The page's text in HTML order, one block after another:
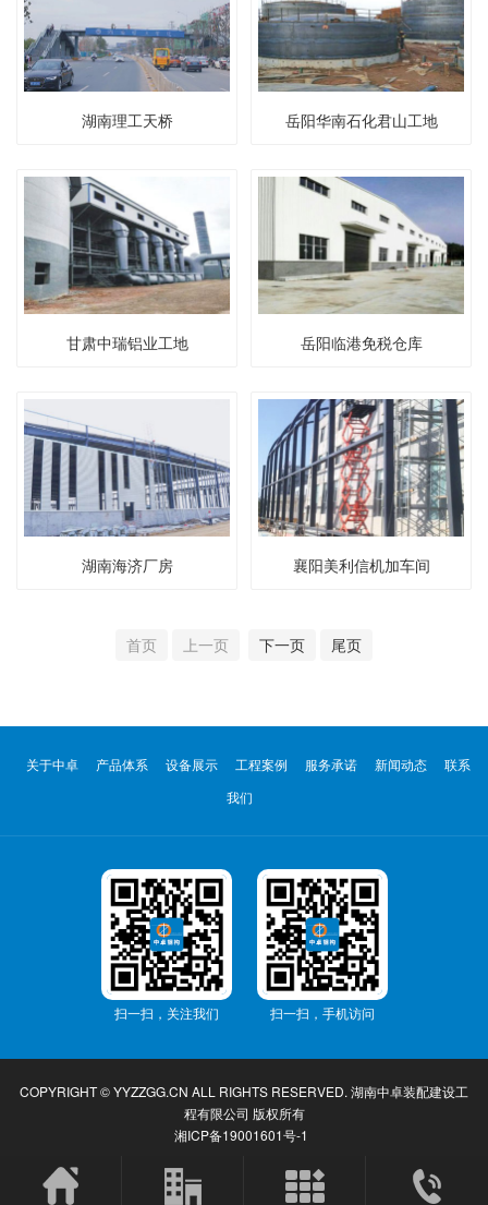
湖南理工天桥 岳阳华南石化君山工地
甘肃中瑞铝业工地 岳阳临港免税仓库
湖南海济厂房 襄阳美利信机加车间
首页 上一页 下一页 尾页
关于中卓 产品体系 设备展示 工程案例 服务承诺 新闻动态
联系
我们
扫一扫，关注我们 扫一扫，手机访问
COPYRIGHT © YYZZGG.CN ALL RIGHTS RESERVED. 湖南中卓装配建设工
程有限公司 版权所有
湘ICP备19001601号-1